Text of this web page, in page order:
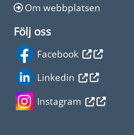
Om webbplatsen
Följ oss
Facebook
Linkedin
Instagram